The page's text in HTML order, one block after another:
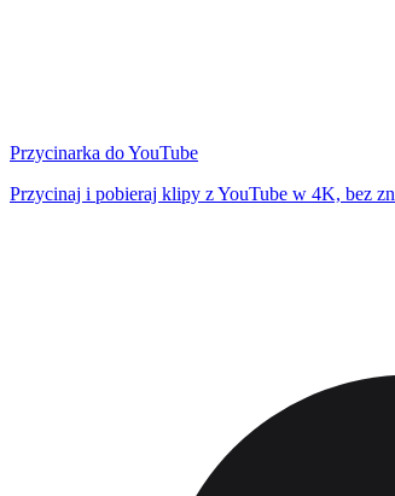
Przycinarka do YouTube
Przycinaj i pobieraj klipy z YouTube w 4K, bez